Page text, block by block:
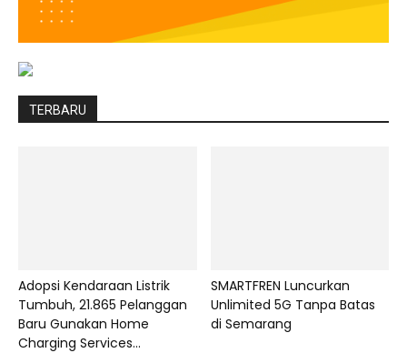
TERBARU
Adopsi Kendaraan Listrik
Tumbuh, 21.865 Pelanggan
Baru Gunakan Home
Charging Services...
SMARTFREN Luncurkan
Unlimited 5G Tanpa Batas
di Semarang